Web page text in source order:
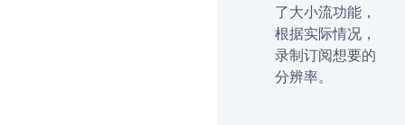
了大小流功能，
根据实际情况，
录制订阅想要的
分辨率。